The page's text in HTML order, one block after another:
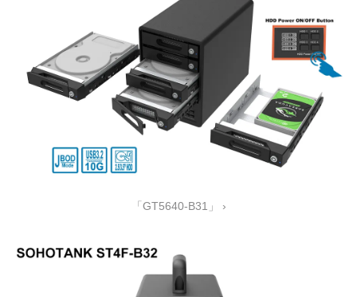
「GT5640-B31」 ›